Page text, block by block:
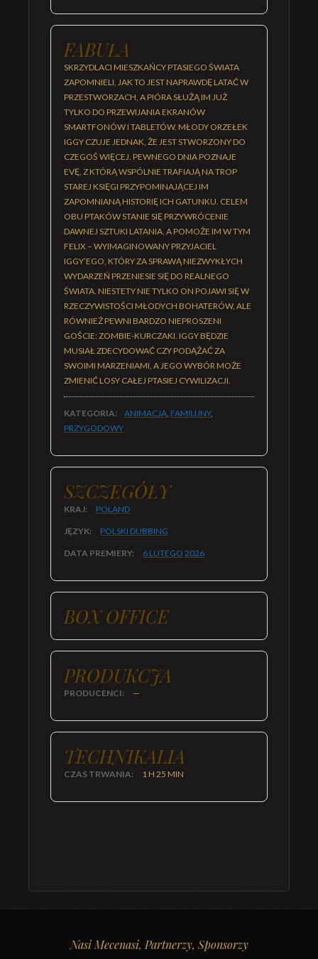
FABUŁA
SKRZYDLACI MIESZKAŃCY PTASIEGO ŚWIATA
ZAPOMNIELI, JAK TO JEST NAPRAWDĘ LATAĆ W
PRZESTWORZACH, A PIÓRA SŁUŻĄ IM JUŻ
TYLKO DO PRZEWIJANIA EKRANÓW
SMARTFONÓW I TABLETÓW. MŁODY ORZEŁEK
IGGY CZUJE JEDNAK, ŻE JEST STWORZONY DO
CZEGOŚ WIĘCEJ. PEWNEGO DNIA POZNAJE
EVĘ, Z KTÓRĄ WSPÓLNIE TRAFIAJĄ NA TROP
STAREJ KSIĘGI PRZYPOMINAJĄCEJ IM
ZAPOMNIANĄ HISTORIĘ ICH GATUNKU. CELEM
OBU PTAKÓW STANIE SIĘ PRZYWRÓCENIE
DAWNEJ SZTUKI LATANIA, A POMOŻE IM W TYM
FELIX – WYIMAGINOWANY PRZYJACIEL
IGGY’EGO, KTÓRY ZA SPRAWĄ NIEZWYKŁYCH
WYDARZEŃ PRZENIESIE SIĘ DO REALNEGO
ŚWIATA. NIESTETY NIE TYLKO ON POJAWI SIĘ W
RZECZYWISTOŚCI MŁODYCH BOHATERÓW, ALE
RÓWNIEŻ PEWNI BARDZO NIEPROSZENI
GOŚCIE: ZOMBIE-KURCZAKI. IGGY BĘDZIE
MUSIAŁ ZDECYDOWAĆ CZY PODĄŻAĆ ZA
SWOIMI MARZENIAMI, A JEGO WYBÓR MOŻE
ZMIENIĆ LOSY CAŁEJ PTASIEJ CYWILIZACJI.
KATEGORIA: ANIMACJA, FAMILIJNY,
PRZYGODOWY
SZCZEGÓŁY
KRAJ: POLAND
JĘZYK: POLSKI DUBBING
DATA PREMIERY: 6 LUTEGO 2026
BOX OFFICE
PRODUKCJA
PRODUCENCI: —
TECHNIKALIA
CZAS TRWANIA: 1 H 25 MIN
Nasi Mecenasi, Partnerzy, Sponsorzy